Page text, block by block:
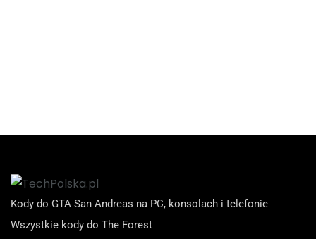
Kody do GTA San Andreas na PC, konsolach i telefonie
Wszystkie kody do The Forest